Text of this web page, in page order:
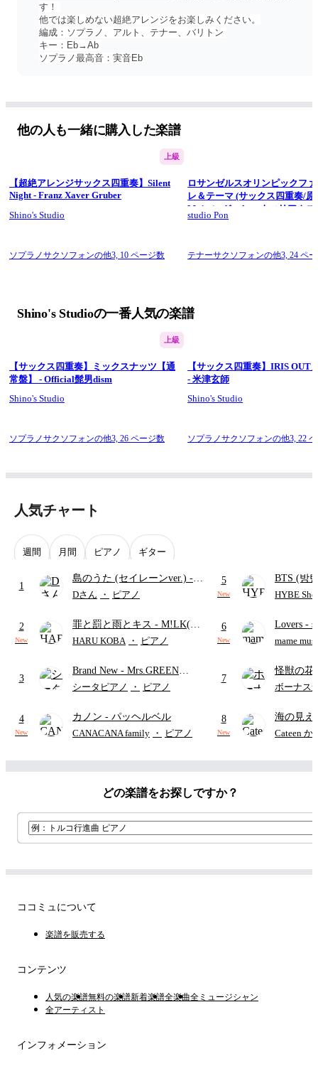
す！
他では楽しめない超絶アレンジをお楽しみください。
編成：ソプラノ、アルト、テナー、バリトン
キー：Eb→Ab
ソプラノ最高音：実音Eb
他の人も一緒に購入した楽譜
上級
【超絶アレンジサックス四重奏】Silent
Night - Franz Xaver Gruber
Shino's Studio
ソプラノサクソフォンの他3, 10 ページ数
ロサンゼルスオリンピックフ
レ＆テーマ (サックス四重奏/原
Major) - ジョン・ウィリアムズ
studio Pon
テナーサクソフォンの他3,24 ペ
Shino's Studioの一番人気の楽譜
上級
【サックス四重奏】ミックスナッツ【通
常盤】 - Official髭男dism
Shino's Studio
ソプラノサクソフォンの他3, 26 ページ数
【サックス四重奏】IRIS OUT
- 米津玄師
Shino's Studio
ソプラノサクソフォンの他3,22
人気チャート
週間 月間 ピアノ ギター
1
島のうた (セイレーンver.) -
セイレーン(CV.鈴木みのり)
ード・ペダル付き/『映画ちい
かわ 人魚の島のひみつ』よ
Dさん ・ ピアノ
2
New
罪と罰と雨とキス - M!LK(佐
野勇斗&吉田仁人)
HARU KOBA ・ ピアノ
3
Brand New - Mrs.GREEN
APPLE
シータピアノ ・ ピアノ
4
New
カノン - パッヘルベル
CANACANA family ・ ピアノ
5
New
BTS (방
HYBE
6
New
Lovers -
ト)
mame
7
怪獣の
ードパー
ボーナス
8
New
海の見
Cateen か
どの楽譜をお探しですか？
ココミュについて
楽譜を販売する
コンテンツ
人気の楽譜無料の楽譜新着楽譜全楽曲全ミュージシャン
全アーティスト
インフォメーション